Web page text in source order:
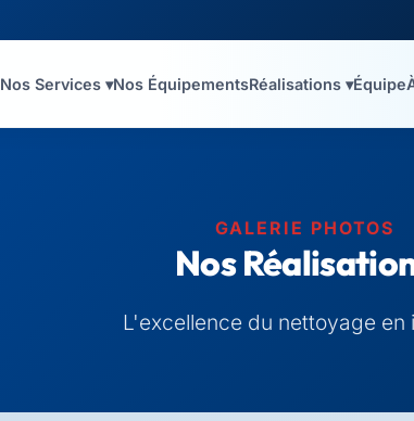
Nos Services ▾Nos ÉquipementsRéalisations ▾Équipe
GALERIE PHOTOS
Nos
L'excellence du nettoyage en